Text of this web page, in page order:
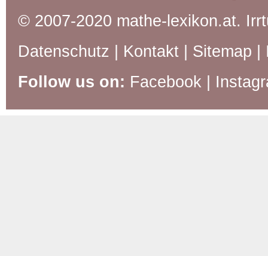
© 2007-2020 mathe-lexikon.at.
Datenschutz
Kontakt Sitemap
Follow us on: Facebook